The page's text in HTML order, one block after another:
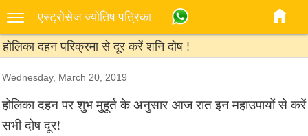
एस्‍ट्रोसेज ज्‍योतिष पत्रिका
होलिका दहन परिक्रमा से दूर करें शनि दोष !
Wednesday, March 20, 2019
होलिका दहन पर शुभ मुहूर्त के अनुसार आज रात इन महाउपायों से करें
सभी दोष दूर!